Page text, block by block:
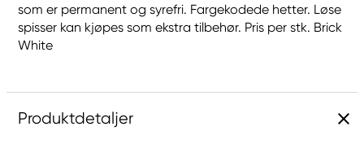
som er permanent og syrefri. Fargekodede hetter. Løse
spisser kan kjøpes som ekstra tilbehør. Pris per stk. Brick
White
Produktdetaljer